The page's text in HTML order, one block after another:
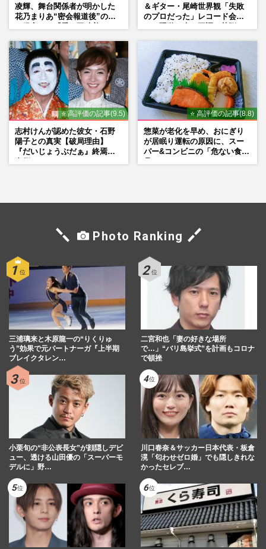
凌輝、舞台関係者が明かした
花乃まりあ“密会報道後”の呆
＆ギター・尾崎世界観「失敗
のプロだった」レコード会社
⭐ 高評価の記事(9.5)
志村けんが認めた彼女・石野
陽子との真実【破局理由】
『だいじょうぶだぁ』終焉の
⭐ 高評価の記事(8.8)
惣菜が老化を早め、おにぎり
が居眠り運転の原因に、スー
パー&コンビニの「危ない食
Photo Ranking
三浦璃来と木原龍一の“りくりゅ
う”効果で元パートナーガ『上半期
ブレイクタレン…
二宮和也「妻の好きな場所
で…」“バリ島挙式”を計画もコロナ
で頓挫
小栗旬の“非公表長女”が顔隠しデビ
ュー、透ける山田優の「スーパーモ
デルに」野…
川口春奈＆サッカー日本代表・板倉
滉「匂わせゼロ婚」でも隠しきれな
かったセレブ…